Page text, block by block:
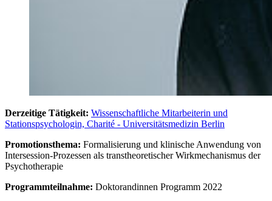
Derzeitige Tätigkeit: Wissenschaftliche Mitarbeiterin und
Stationspsychologin, Charité - Universitätsmedizin Berlin
Promotionsthema: Formalisierung und klinische Anwendung von
Intersession-Prozessen als transtheoretischer Wirkmechanismus der
Psychotherapie
Programmteilnahme: Doktorandinnen Programm 2022